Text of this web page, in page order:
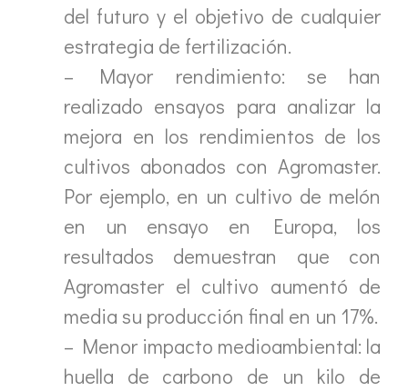
del futuro y el objetivo de cualquier
estrategia de fertilización.
– Mayor rendimiento: se han
realizado ensayos para analizar la
mejora en los rendimientos de los
cultivos abonados con Agromaster.
Por ejemplo, en un cultivo de melón
en un ensayo en Europa, los
resultados demuestran que con
Agromaster el cultivo aumentó de
media su producción final en un 17%.
– Menor impacto medioambiental: la
huella de carbono de un kilo de